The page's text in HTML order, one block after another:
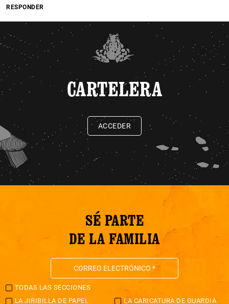
RESPONDER
CARTELERA
ACCEDER
SÉ PARTE
DE LA FAMILIA
TODAS LAS SECCIONES
LA JIRIBILLA DE PAPEL
LA CARICATURA DE GUARDIA